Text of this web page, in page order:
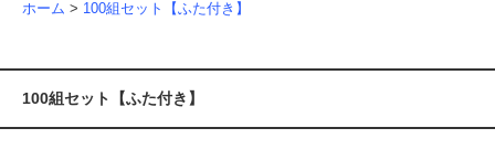
ホーム > 100組セット【ふた付き】
100組セット【ふた付き】